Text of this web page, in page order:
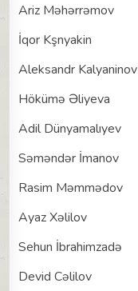
Ariz Məhərrəmov
İqor Kşnyakin
Aleksandr Kalyaninov
Hökümə Əliyeva
Adil Dünyamalıyev
Səməndər İmanov
Rasim Məmmədov
Ayaz Xəlilov
Sehun İbrahimzadə
Devid Cəlilov